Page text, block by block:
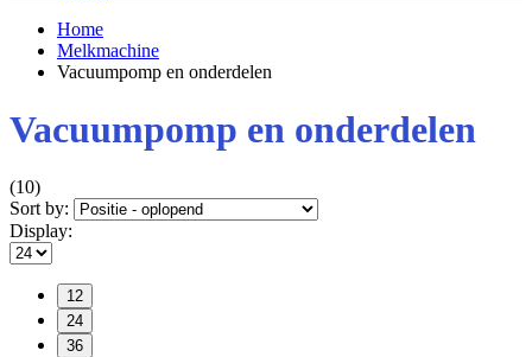
Home
Melkmachine
Vacuumpomp en onderdelen
Vacuumpomp en onderdelen
(10)
Sort by:
Display:
12
24
36